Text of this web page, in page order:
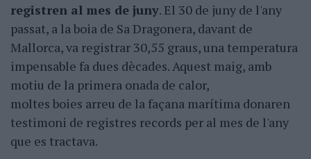
registren al mes de juny. El 30 de juny de l'any
passat, a la boia de Sa Dragonera, davant de
Mallorca, va registrar 30,55 graus, una temperatura
impensable fa dues dècades. Aquest maig, amb
motiu de la primera onada de calor,
moltes boies arreu de la façana marítima donaren
testimoni de registres records per al mes de l'any
que es tractava.